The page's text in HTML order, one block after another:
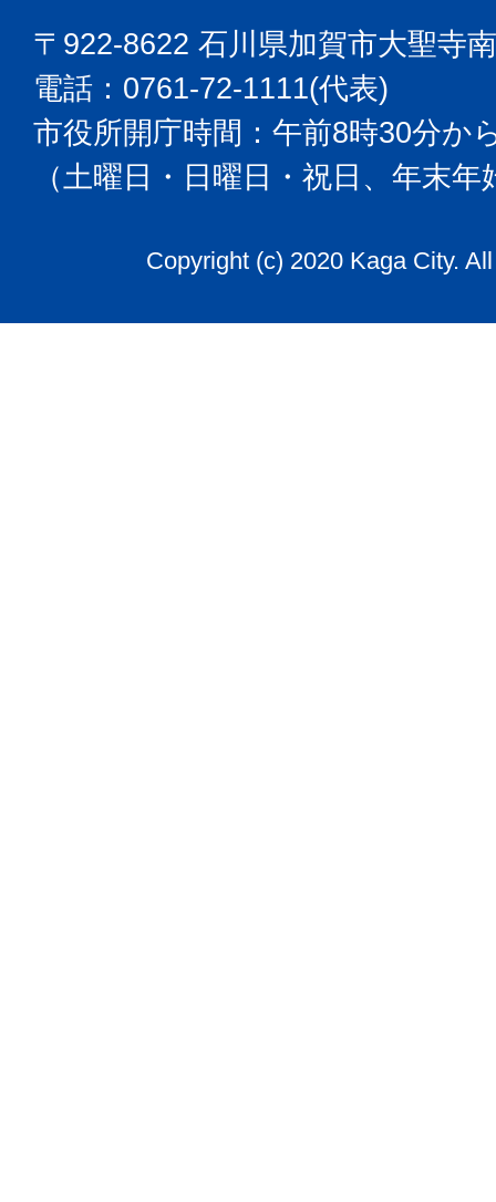
〒922-8622 石川県加賀市大聖寺
電話：0761-72-1111(代表)
市役所開庁時間：午前8時30分か
（土曜日・日曜日・祝日、年末
Copyright (c) 2020 Kaga City.